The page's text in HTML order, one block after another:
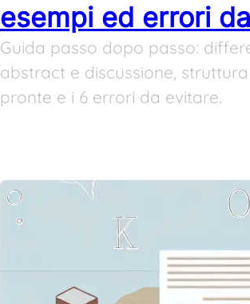
esempi ed errori
Guida passo dopo passo:
abstract e discussione,
pronte e i 6 errori da evitare.